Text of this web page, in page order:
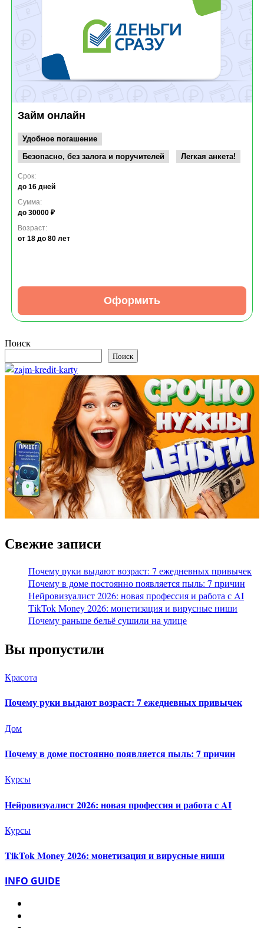
Займ онлайн
Удобное погашение
Безопасно, без залога и поручителей
Легкая анкета!
Срок:
до 16 дней
Сумма:
до 30000 ₽
Возраст:
от 18 до 80 лет
Оформить
Поиск
Поиск
Свежие записи
Почему руки выдают возраст: 7 ежедневных привычек
Почему в доме постоянно появляется пыль: 7 причин
Нейровизуалист 2026: новая профессия и работа с AI
TikTok Money 2026: монетизация и вирусные ниши
Почему раньше бельё сушили на улице
Вы пропустили
Красота
Почему руки выдают возраст: 7 ежедневных привычек
Дом
Почему в доме постоянно появляется пыль: 7 причин
Курсы
Нейровизуалист 2026: новая профессия и работа с AI
Курсы
TikTok Money 2026: монетизация и вирусные ниши
INFO GUIDE